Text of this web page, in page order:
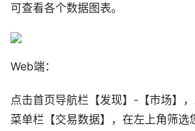
可查看各个数据图表。
Web端：
点击首页导航栏【发现】-【市场】
菜单栏【交易数据】，在左上角筛选